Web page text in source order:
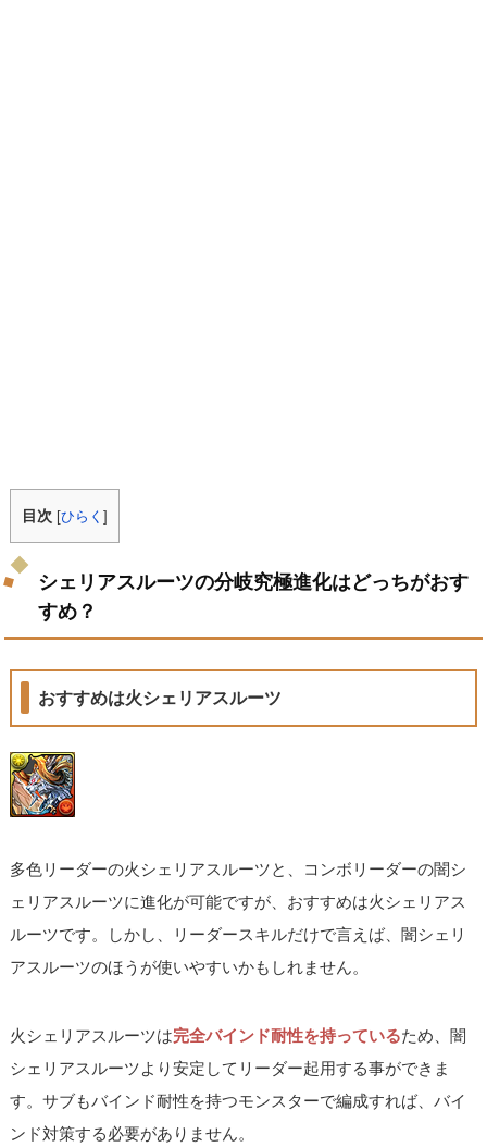
目次 [ひらく]
シェリアスルーツの分岐究極進化はどっちがおす
すめ？
おすすめは火シェリアスルーツ
多色リーダーの火シェリアスルーツと、コンボリーダーの闇シ
ェリアスルーツに進化が可能ですが、おすすめは火シェリアス
ルーツです。しかし、リーダースキルだけで言えば、闇シェリ
アスルーツのほうが使いやすいかもしれません。
火シェリアスルーツは完全バインド耐性を持っているため、闇
シェリアスルーツより安定してリーダー起用する事ができま
す。サブもバインド耐性を持つモンスターで編成すれば、バイ
ンド対策する必要がありません。